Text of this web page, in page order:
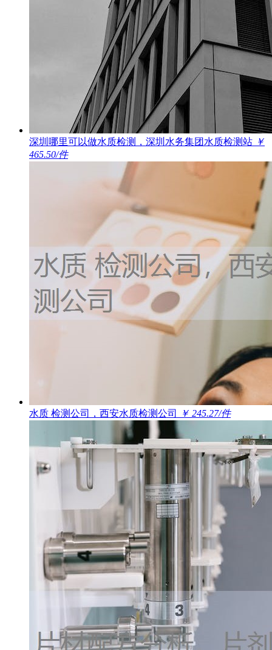
深圳哪里可以做水质检测，深圳水务集团水质检测站 ￥
465.50/件
水质 检测公司，西安水质检测公司 ￥ 245.27/件